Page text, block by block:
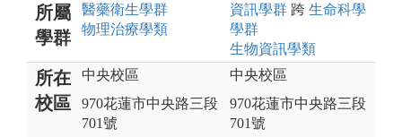
所屬
學群
醫藥衛生學群
物理治療學類
資訊學群 跨 生命科學
學群
生物資訊學類
所在
校區
中央校區
970花蓮市中央路三段
701號
中央校區
970花蓮市中央路三段
701號